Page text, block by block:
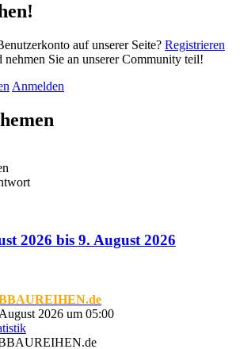
auf unserer Seite? Registrieren
nehmen Sie an unserer Community teil!
Anmelden
2026 bis 9. August 2026
2026 um 05:00